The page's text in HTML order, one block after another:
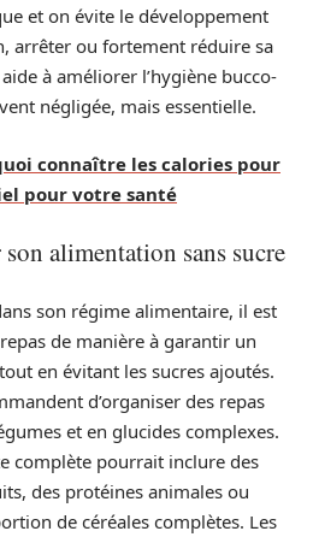
et on évite le développement
arrêter ou fortement réduire sa
à améliorer l’hygiène bucco-
négligée, mais essentielle.
connaître les calories pour
pour votre santé
alimentation sans sucre
son régime alimentaire, il est
de manière à garantir un
en évitant les sucres ajoutés.
d’organiser des repas
et en glucides complexes.
complète pourrait inclure des
des protéines animales ou
de céréales complètes. Les